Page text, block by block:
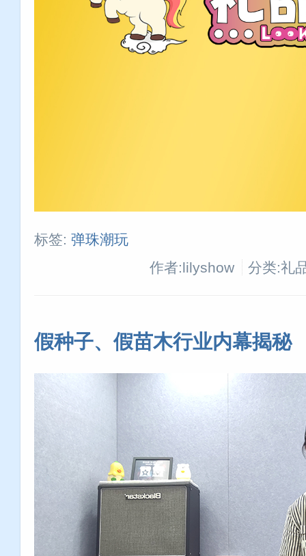
标签: 弹珠潮玩
作者:lilyshow
分类:礼
假种子、假苗木行业内幕揭秘